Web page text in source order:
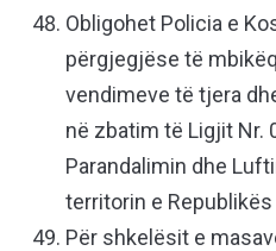
Obligohet Policia e
përgjegjëse të
vendimeve të tjera
në zbatim të Ligjit Nr.
Parandalimin dhe
territorin e
Për shkelësit e